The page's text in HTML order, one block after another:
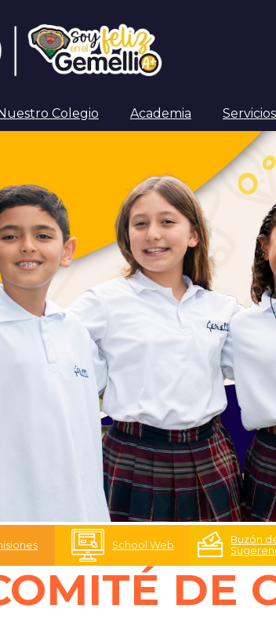
Colegio Academia Servicios
School Web
Buzón
DE